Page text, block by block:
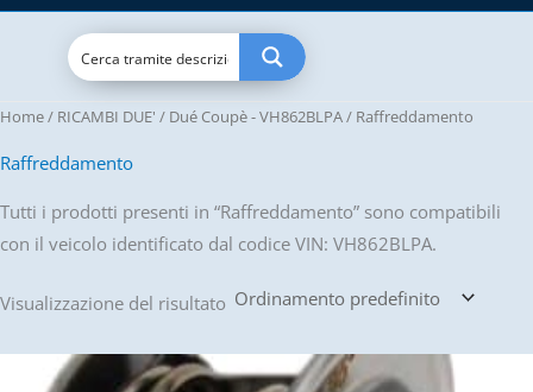
Home/ RICAMBI DUE' / Dué Coupè - VH862BLPA/ Raffreddamento
Raffreddamento
Tutti i prodotti presenti in “Raffreddamento” sono compatibili
con il veicolo identificato dal codice VIN: VH862BLPA.
Visualizzazione del risultato